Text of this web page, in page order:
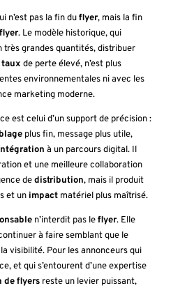
n’est pas la fin duflyer, mais la fin
flyer. Le modèle historique, qui
grandes quantités, distribuer
taux de perte élevé, n’est plus
environnementales ni avec les
marketing moderne.
est celui d’un support de précision :
plus fin, message plus utile,
à un parcours digital. Il
et une meilleure collaboration
dedistribution, mais il produit
et un impactmatériel plus maîtrisé.
n’interdit pas leflyer. Elle
à faire semblant que le
visibilité. Pour les annonceurs qui
et qui s’entourent d’une expertise
de flyersreste un levier puissant,